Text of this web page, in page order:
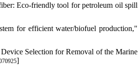
Eco-friendly tool for petroleum oil spill
for efficient water/biofuel production,"
Selection for Removal of the Marine
]